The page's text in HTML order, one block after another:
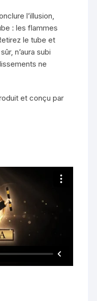
l’illusion,
: les flammes
le tube et
n’aura subi
ne
et conçu par